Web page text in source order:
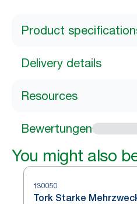
Product
Delivery details
Resources
Bewertungen
You might also
130050
Tork Starke